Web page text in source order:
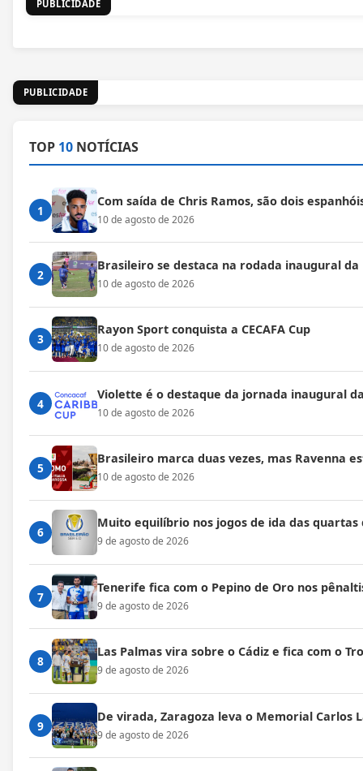
PUBLICIDADE
PUBLICIDADE
TOP 10 NOTÍCIAS
1
Com saída de Chris Ramos, são dois
10 de agosto de 2026
2
Brasileiro se destaca na rodada inaugural da
10 de agosto de 2026
3
Rayon Sport conquista a CECAFA Cup
10 de agosto de 2026
4
Violette é o destaque da jornada inaugural
10 de agosto de 2026
5
Brasileiro marca duas vezes, mas Ravenna
10 de agosto de 2026
6
Muito equilíbrio nos jogos de ida das quartas
9 de agosto de 2026
7
Tenerife fica com o Pepino de Oro nos
9 de agosto de 2026
8
Las Palmas vira sobre o Cádiz e fica com o
9 de agosto de 2026
9
De virada, Zaragoza leva o Memorial Carlos
9 de agosto de 2026